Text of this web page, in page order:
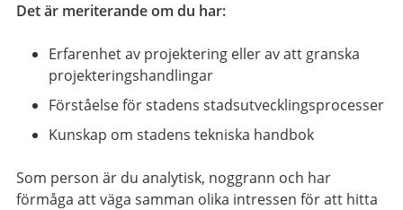
Det är meriterande om du har:
Erfarenhet av projektering eller av att granska
projekteringshandlingar
Förståelse för stadens stadsutvecklingsprocesser
Kunskap om stadens tekniska handbok
Som person är du analytisk, noggrann och har
förmåga att väga samman olika intressen för att hitta